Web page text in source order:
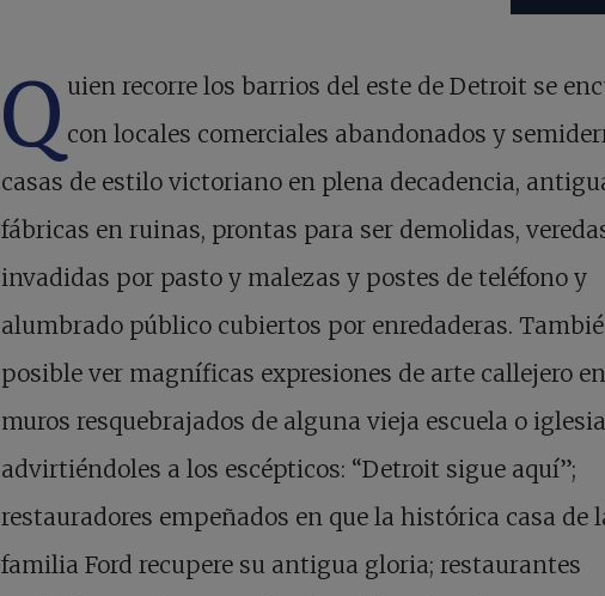
Q uien recorre los barrios del este de Detroit se
con locales comerciales abandonados y
casas de estilo victoriano en plena decadencia,
fábricas en ruinas, prontas para ser demolidas,
invadidas por pasto y malezas y postes de teléfono y
alumbrado público cubiertos por enredaderas.
posible ver magníficas expresiones de arte callejero
muros resquebrajados de alguna vieja escuela o
advirtiéndoles a los escépticos: “Detroit sigue aquí”;
restauradores empeñados en que la histórica casa de
familia Ford recupere su antigua gloria; restaurantes